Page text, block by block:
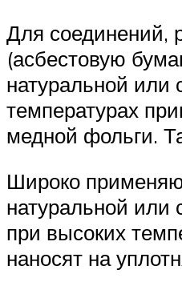
Для соединений,
(асбестовую
натуральной или
температурах
медной фольги.
Широко
натуральной или
при высоких
наносят на